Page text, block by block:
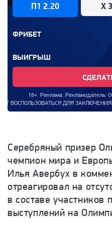
П1 2.20 X
ФРИБЕТ
ВЫИГРЫШ
18+. Реклама. Рекламодатель:
ДЛЯ ЗАКЛЮЧЕНИЯ ПАРИ
Серебряный призер
чемпион мира и
Илья Авербух в
отреагировал на
в составе участников
выступлений на